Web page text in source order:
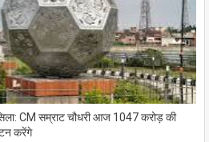
CM सम्राट चौधरी आज 1047 करोड़ की
करेंगे